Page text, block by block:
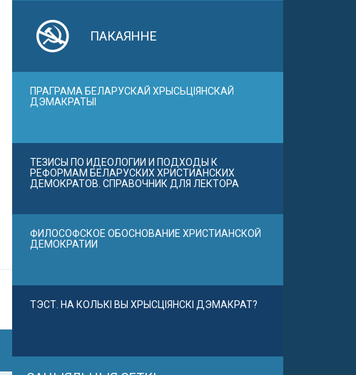
ПАКАЯННЕ
ПРАГРАМА БЕЛАРУСКАЙ ХРЫСЬЦІЯНСКАЙ
ДЭМАКРАТЫІ
ТЕЗИСЫ ПО ИДЕОЛОГИИ И ПОДХОДЫ К
РЕФОРМАМ БЕЛАРУСКИХ ХРИСТИАНСКИХ
ДЕМОКРАТОВ. СПРАВОЧНИК ДЛЯ ЛЕКТОРА
ФИЛОСОФСКОЕ ОБОСНОВАНИЕ ХРИСТИАНСКОЙ
ДЕМОКРАТИИ
ТЭСТ. НА КОЛЬКІ ВЫ ХРЫСЦІЯНСКІ ДЭМАКРАТ?